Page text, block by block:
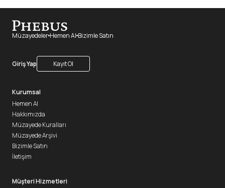
Müzayedeler Hemen Al Bizimle Satın
Giriş Yap Kayıt Ol
Kurumsal
Hemen Al
Hakkımızda
Müzayede Kuralları
Müzayede Arşivi
Bizimle Satın
İletişim
Müşteri Hizmetleri